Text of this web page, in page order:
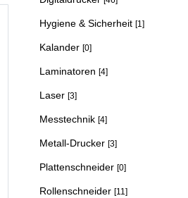
Hygiene & Sicherheit [1]
Kalander [0]
Laminatoren [4]
Laser [3]
Messtechnik [4]
Metall-Drucker [3]
Plattenschneider [0]
Rollenschneider [11]